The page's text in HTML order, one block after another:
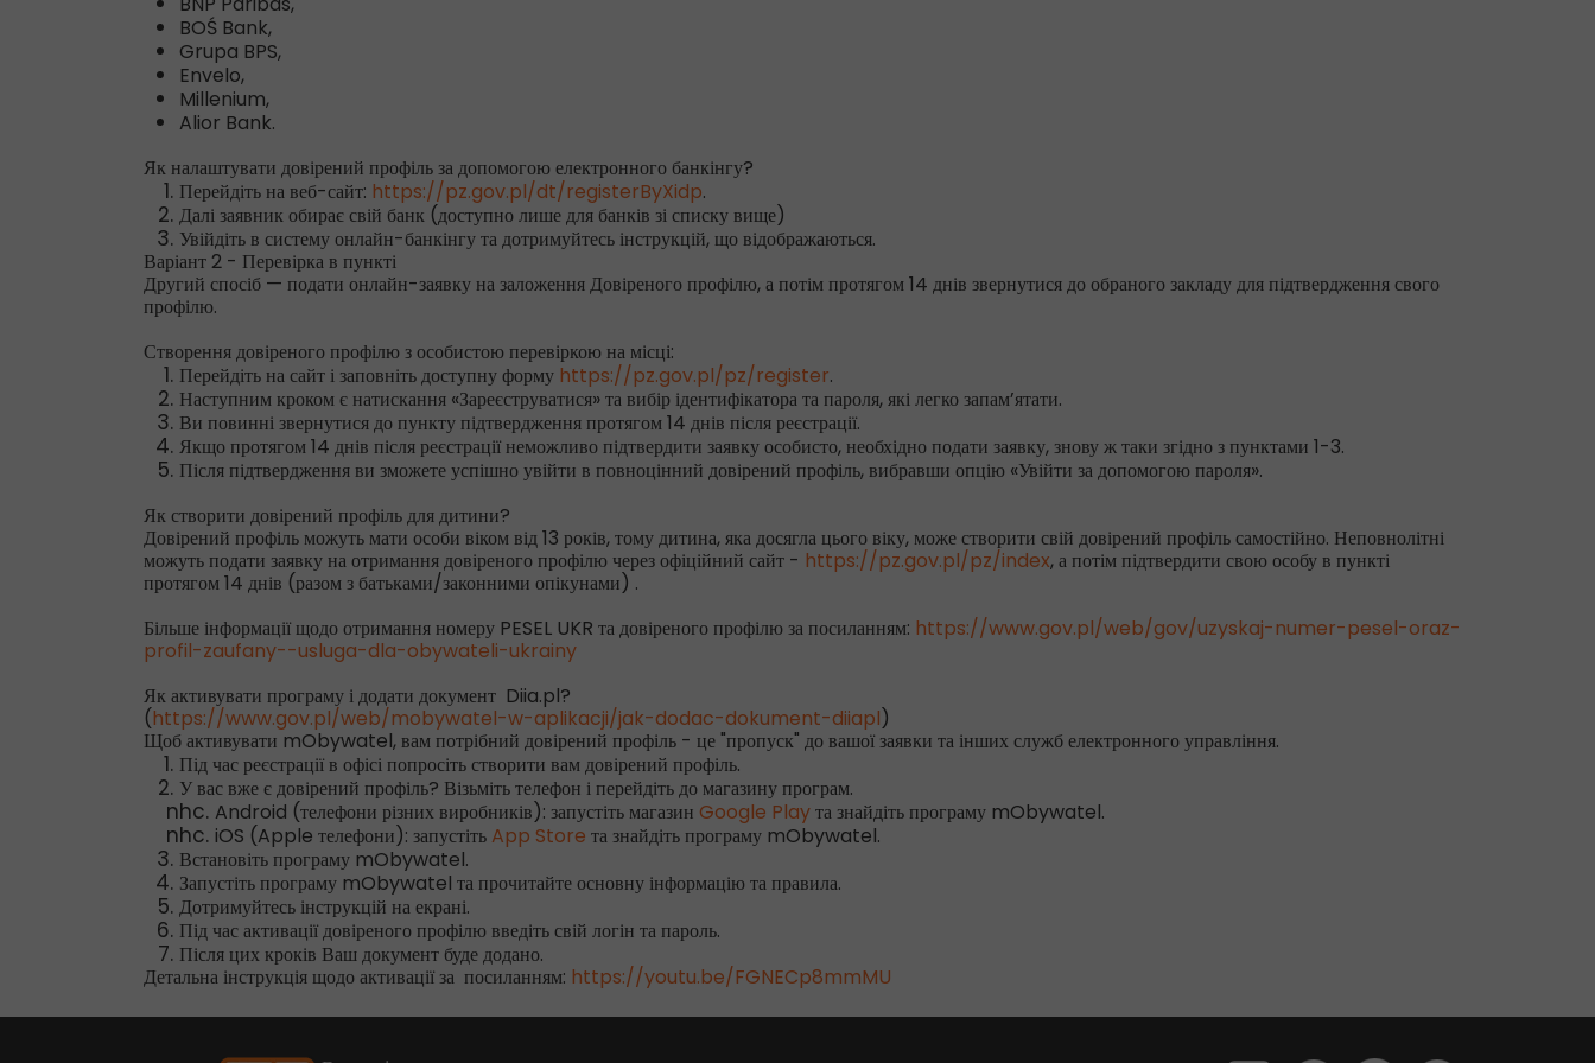
BOŚ Bank,
Grupa BPS,
Envelo,
Millenium,
Alior Bank.
Як налаштувати довірений профіль за допомогою електронного банкінгу?
Перейдіть на веб-сайт: https://pz.gov.pl/dt/registerByXidp.
Далі заявник обирає свій банк (доступно лише для банків зі списку вище)
Увійдіть в систему онлайн-банкінгу та дотримуйтесь інструкцій, що відображаються.
Варіант 2 - Перевірка в пункті
Другий спосіб — подати онлайн-заявку на заложення Довіреного профілю, а потім протягом 14 днів звернутися до обраного закладу для підтвердження свого
профілю.
Створення довіреного профілю з особистою перевіркою на місці:
Перейдіть на сайт і заповніть доступну форму https://pz.gov.pl/pz/register.
Наступним кроком є натискання «Зареєструватися» та вибір ідентифікатора та пароля, які легко запам’ятати.
Ви повинні звернутися до пункту підтвердження протягом 14 днів після реєстрації.
Якщо протягом 14 днів після реєстрації неможливо підтвердити заявку особисто, необхідно подати заявку, знову ж таки згідно з пунктами 1-3.
Після підтвердження ви зможете успішно увійти в повноцінний довірений профіль, вибравши опцію «Увійти за допомогою пароля».
Як створити довірений профіль для дитини?
Довірений профіль можуть мати особи віком від 13 років, тому дитина, яка досягла цього віку, може створити свій довірений профіль самостійно. Неповнолітні
можуть подати заявку на отримання довіреного профілю через офіційний сайт - https://pz.gov.pl/pz/index, а потім підтвердити свою особу в пункті
протягом 14 днів (разом з батьками/законними опікунами) .
Більше інформації щодо отримання номеру PESEL UKR та довіреного профілю за посиланням: https://www.gov.pl/web/gov/uzyskaj-numer-pesel-oraz-
profil-zaufany--usluga-dla-obywateli-ukrainy
Як активувати програму і додати документ Diia.pl?
(https://www.gov.pl/web/mobywatel-w-aplikacji/jak-dodac-dokument-diiapl)
Щоб активувати mObywatel, вам потрібний довірений профіль - це "пропуск" до вашої заявки та інших служб електронного управління.
Під час реєстрації в офісі попросіть створити вам довірений профіль.
У вас вже є довірений профіль? Візьміть телефон і перейдіть до магазину програм.
Android (телефони різних виробників): запустіть магазин Google Playта знайдіть програму mObywatel.
iOS (Apple телефони): запустіть App Store та знайдіть програму mObywatel.
Встановіть програму mObywatel.
Запустіть програму mObywatel та прочитайте основну інформацію та правила.
Дотримуйтесь інструкцій на екрані.
Під час активації довіреного профілю введіть свій логін та пароль.
Після цих кроків Ваш документ буде додано.
Детальна інструкція щодо активації за посиланням: https://youtu.be/FGNECp8mmMU